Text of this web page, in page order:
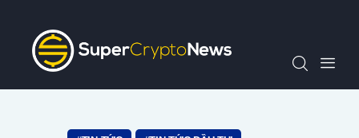
Chỉ Số SCN30
Tin Tức
Quan Điểm